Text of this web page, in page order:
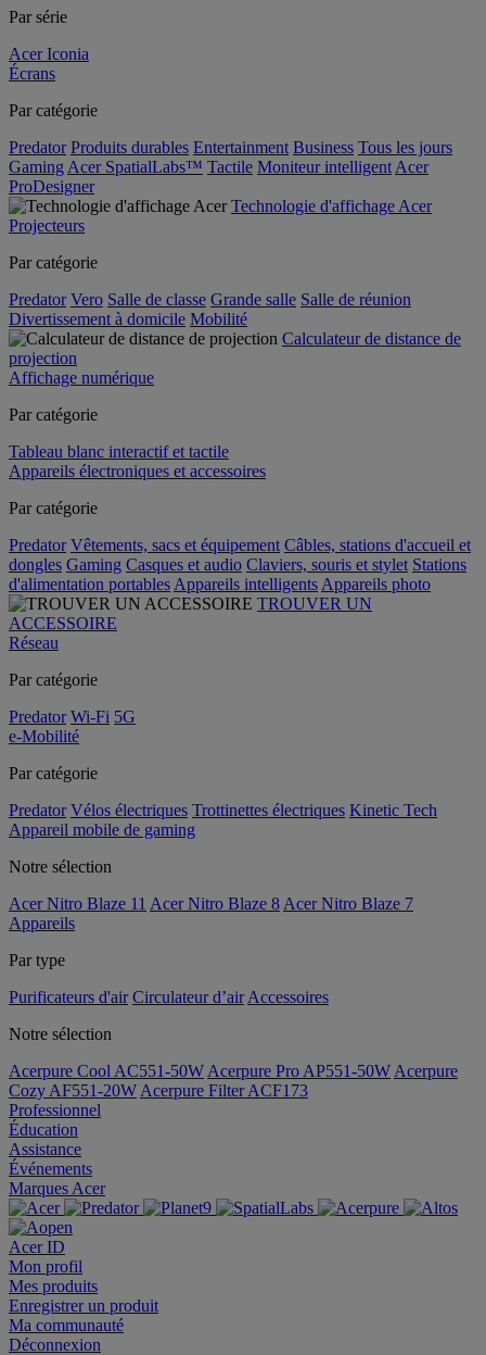
Par série
Acer Iconia
Écrans
Par catégorie
Predator Produits durables Entertainment Business Tous les jours
Gaming Acer SpatialLabs™ Tactile Moniteur intelligent Acer
ProDesigner
Technologie d'affichage Acer
Projecteurs
Par catégorie
Predator Vero Salle de classe Grande salle Salle de réunion
Divertissement à domicile Mobilité
Calculateur de distance de
projection
Affichage numérique
Par catégorie
Tableau blanc interactif et tactile
Appareils électroniques et accessoires
Par catégorie
Predator Vêtements, sacs et équipement Câbles, stations d'accueil et
dongles Gaming Casques et audio Claviers, souris et stylet Stations
d'alimentation portables Appareils intelligents Appareils photo
TROUVER UN
ACCESSOIRE
Réseau
Par catégorie
Predator Wi-Fi 5G
e-Mobilité
Par catégorie
Predator Vélos électriques Trottinettes électriques Kinetic Tech
Appareil mobile de gaming
Notre sélection
Acer Nitro Blaze 11 Acer Nitro Blaze 8 Acer Nitro Blaze 7
Appareils
Par type
Purificateurs d'air Circulateur d’air Accessoires
Notre sélection
Acerpure Cool AC551-50W Acerpure Pro AP551-50W Acerpure
Cozy AF551-20W Acerpure Filter ACF173
Professionnel
Éducation
Assistance
Événements
Marques Acer
Acer ID
Mon profil
Mes produits
Enregistrer un produit
Ma communauté
Déconnexion